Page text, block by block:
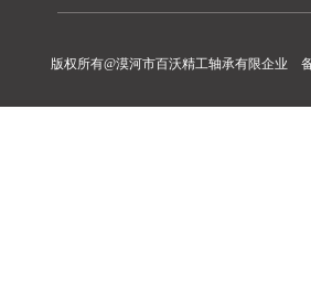
版权所有@漠河市百沃精工轴承有限企业